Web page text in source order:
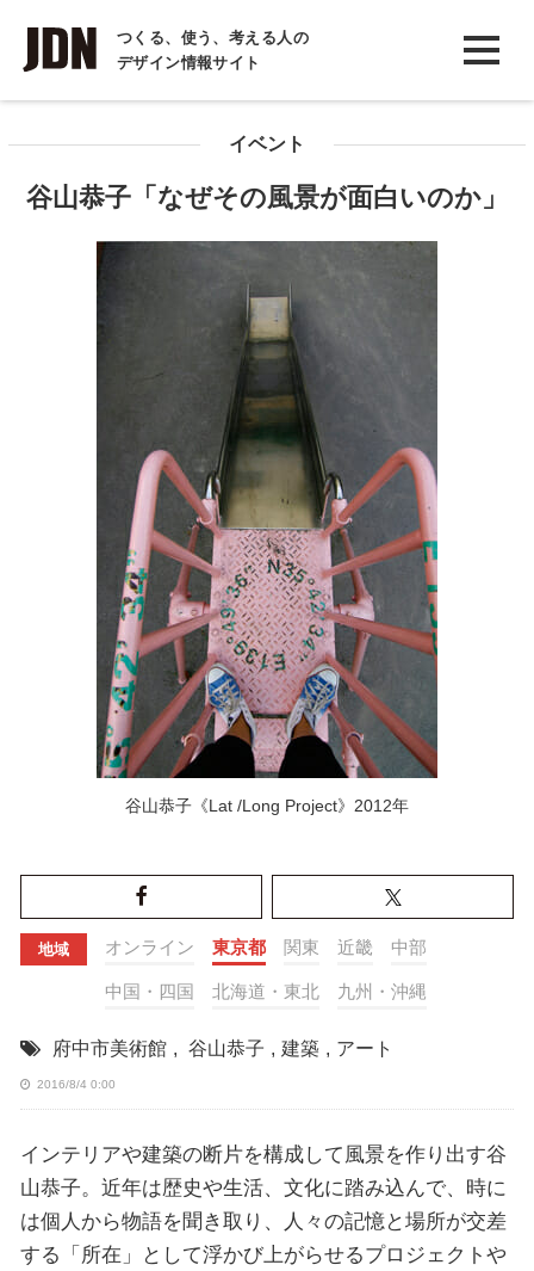
つくる、使う、考える人の
デザイン情報サイト
INTERVIEW
インタビュー
イベント
谷山恭子「なぜその風景が面白いのか」
谷山恭子《Lat /Long Project》2012年
地域 オンライン 東京都 関東 近畿 中部
中国・四国 北海道・東北 九州・沖縄
府中市美術館 , 谷山恭子 , 建築 , アート
2016/8/4 0:00
インテリアや建築の断片を構成して風景を作り出す谷
山恭子。近年は歴史や生活、文化に踏み込んで、時に
は個人から物語を聞き取り、人々の記憶と場所が交差
する「所在」として浮かび上がらせるプロジェクトや